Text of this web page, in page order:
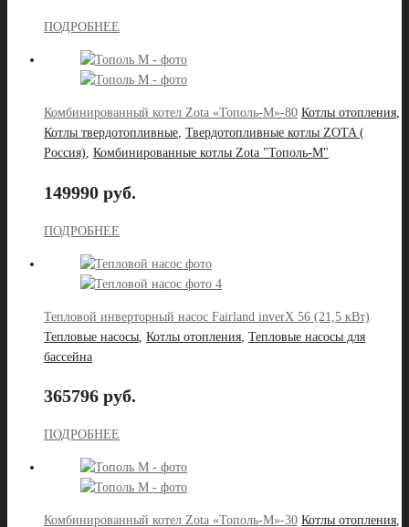
ПОДРОБНЕЕ
Комбинированный котел Zota «Тополь-М»-80 Котлы отопления,
Котлы твердотопливные, Твердотопливные котлы ZOTA (
Россия), Комбинированные котлы Zota "Тополь-М"
149990 руб.
ПОДРОБНЕЕ
Тепловой инверторный насос Fairland inverX 56 (21,5 кВт)
Тепловые насосы Котлы отопления Тепловые насосы для
бассейна
365796 руб.
ПОДРОБНЕЕ
Комбинированный котел Zota «Тополь-М»-30 Котлы отопления